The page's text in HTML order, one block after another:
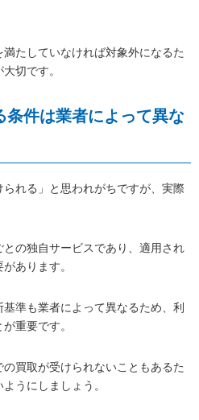
たしていなければ対象外になるた
切です。
条件は業者によって異な
られる」と思われがちですが、実際
の独自サービスであり、適用され
あります。
準も業者によって異なるため、利
重要です。
買取が受けられないこともあるた
うにしましょう。